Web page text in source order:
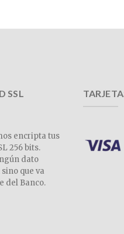
SSL
encripta tus
256 bits.
dato
que va
del Banco.